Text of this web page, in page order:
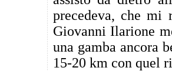
precedeva, che mi
Giovanni Ilarione
una gamba ancora
15-20 km con quel